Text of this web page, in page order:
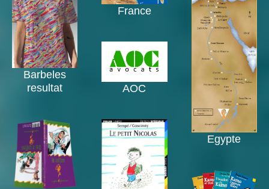
France
Barbeles
resultat
Egypte
AOC